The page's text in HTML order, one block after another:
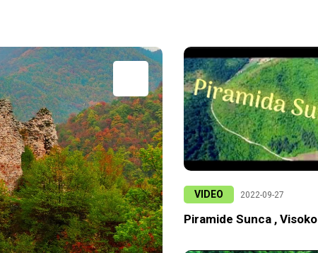
VIDEO 2022-09-27
Piramide Sunca , Visoko